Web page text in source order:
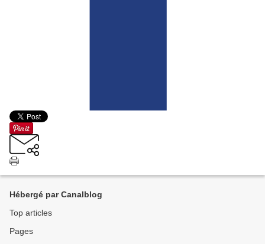
Hébergé par Canalblog
Top articles
Pages